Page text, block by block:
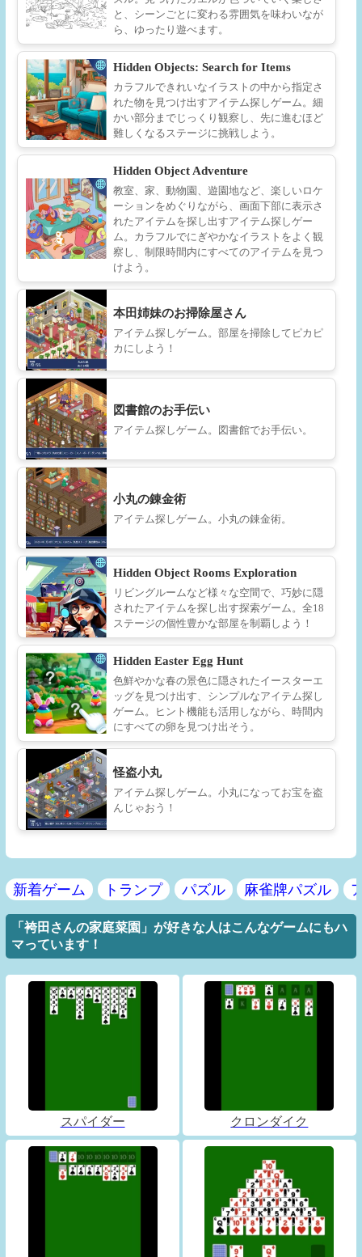
と、シーンごとに変わる雰囲気を味わいなが
ら、ゆったり遊べます。
Hidden Objects: Search for Items
カラフルできれいなイラストの中から指定さ
れた物を見つけ出すアイテム探しゲーム。細
かい部分までじっくり観察し、先に進むほど
難しくなるステージに挑戦しよう。
Hidden Object Adventure
教室、家、動物園、遊園地など、楽しいロケ
ーションをめぐりながら、画面下部に表示さ
れたアイテムを探し出すアイテム探しゲー
ム。カラフルでにぎやかなイラストをよく観
察し、制限時間内にすべてのアイテムを見つ
けよう。
本田姉妹のお掃除屋さん
アイテム探しゲーム。部屋を掃除してピカピ
カにしよう！
図書館のお手伝い
アイテム探しゲーム。図書館でお手伝い。
小丸の錬金術
アイテム探しゲーム。小丸の錬金術。
Hidden Object Rooms Exploration
リビングルームなど様々な空間で、巧妙に隠
されたアイテムを探し出す探索ゲーム。全18
ステージの個性豊かな部屋を制覇しよう！
Hidden Easter Egg Hunt
色鮮やかな春の景色に隠されたイースターエ
ッグを見つけ出す、シンプルなアイテム探し
ゲーム。ヒント機能も活用しながら、時間内
にすべての卵を見つけ出そう。
怪盗小丸
アイテム探しゲーム。小丸になってお宝を盗
んじゃおう！
新着ゲーム トランプ パズル 麻雀牌パズル
「袴田さんの家庭菜園」が好きな人はこんなゲームにもハ
マっています！
スパイダー クロンダイク